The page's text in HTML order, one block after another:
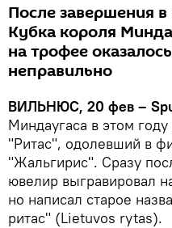
После завершения
Кубка короля
на трофее
неправильно
ВИЛЬНЮС, 20 фев –
Миндаугаса в этом
"Ритас", одолевший в
"Жальгирис". Сразу
ювелир выгравировал
но написал старое
ритас" (Lietuvos rytas).